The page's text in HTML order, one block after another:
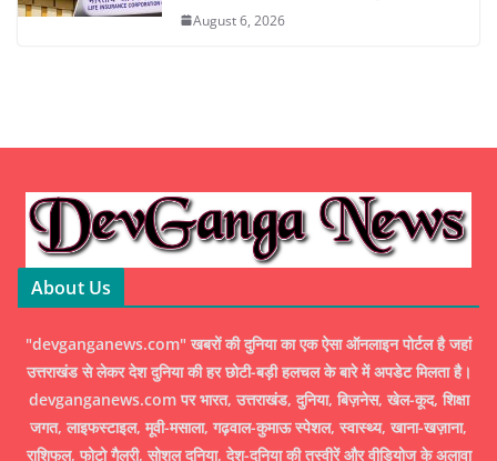
August 6, 2026
About Us
"devganganews.com" खबरों की दुनिया का एक ऐसा ऑनलाइन पोर्टल है जहां
उत्तराखंड से लेकर देश दुनिया की हर छोटी-बड़ी हलचल के बारे में अपडेट मिलता है।
devganganews.com पर भारत, उत्तराखंड, दुनिया, बिज़नेस, खेल-कूद, शिक्षा
जगत, लाइफस्टाइल, मूवी-मसाला, गढ़वाल-कुमाऊ स्पेशल, स्वास्थ्य, खाना-खज़ाना,
राशिफल, फोटो गैलरी, सोशल दुनिया, देश-दुनिया की तस्वीरें और वीडियोज के अलावा